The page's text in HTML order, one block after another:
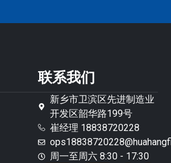
联系我们
新乡市卫滨区先进制造业
开发区韶华路199号
崔经理 18838720228
周一至周六 8:30 - 17:30